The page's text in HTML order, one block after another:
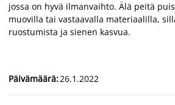
jossa on hyvä ilmanvaihto. Älä peitä
muovilla tai vastaavalla materiaalilla,
ruostumista ja sienen kasvua.
Päivämäärä:26.1.2022